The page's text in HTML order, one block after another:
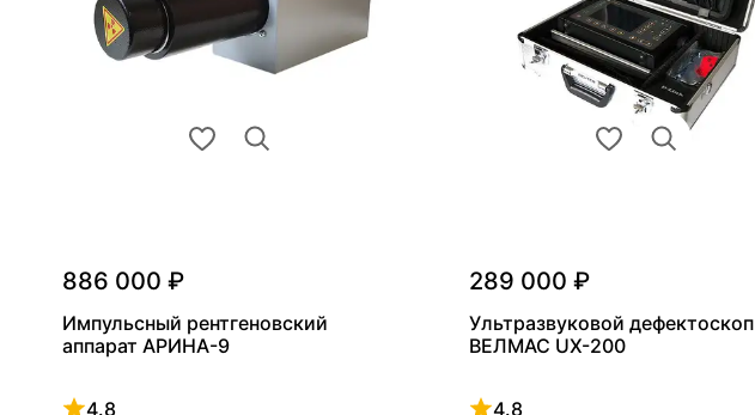
886 000 ₽
Импульсный рентгеновский
аппарат АРИНА-9
4.8
289 000 ₽
Ультразвуковой дефектоскоп
ВЕЛМАС UX-200
4.8